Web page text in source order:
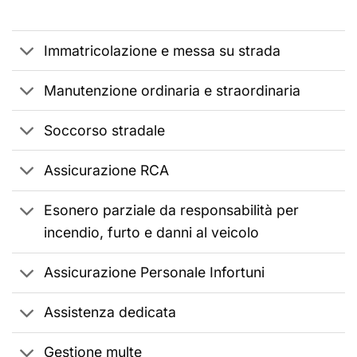
Immatricolazione e messa su strada
Manutenzione ordinaria e straordinaria
Soccorso stradale
Assicurazione RCA
Esonero parziale da responsabilità per
incendio, furto e danni al veicolo
Assicurazione Personale Infortuni
Assistenza dedicata
Gestione multe